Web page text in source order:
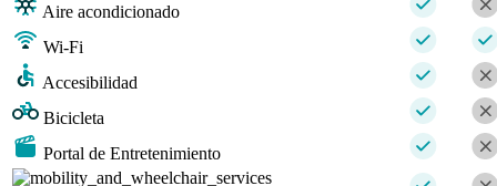
Aire acondicionado
Wi-Fi
Accesibilidad
Bicicleta
Portal de Entretenimiento